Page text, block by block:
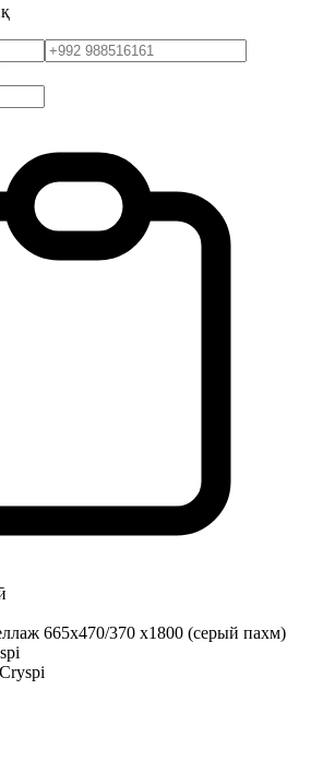
665х470/370 х1800 (серый пахм)